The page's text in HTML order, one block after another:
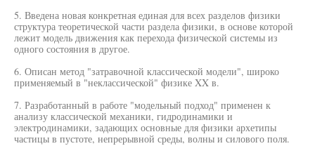
5. Введена новая конкретная единая для всех разделов физики
структура теоретической части раздела физики, в основе которой
лежит модель движения как перехода физической системы из
одного состояния в другое.
6. Описан метод "затравочной классической модели", широко
применяемый в "неклассической" физике XX в.
7. Разработанный в работе "модельный подход" применен к
анализу классической механики, гидродинамики и
электродинамики, задающих основные для физики архетипы
частицы в пустоте, непрерывной среды, волны и силового поля.